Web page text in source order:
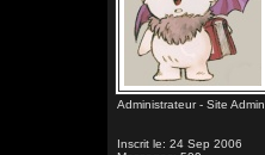
Administrateur - Site Admin
Inscrit le: 24 Sep 2006